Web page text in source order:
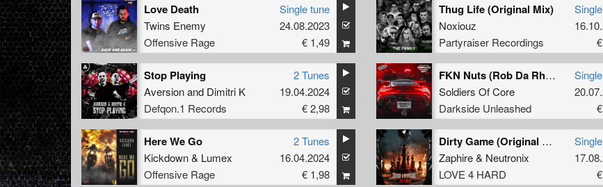
Love Death
Twins Enemy
Offensive Rage
Single tune
24.08.2023
€ 1,49
Thug Life (Original Mix)
Noxiouz
Partyraiser Recordings
Stop Playing
Aversionand Dimitri K
Defqon.1 Records
2 Tunes
19.04.2024
€ 2,98
FKN Nuts (Rob Da Rhythm) (Extended Mix)
Soldiers Of Core
Darkside Unleashed
Here We Go
Kickdown& Lumex
Offensive Rage
2 Tunes
16.04.2024
€ 1,98
Dirty Game (Original Mix)
Zaphire& Neutronix
LOVE 4 HARD